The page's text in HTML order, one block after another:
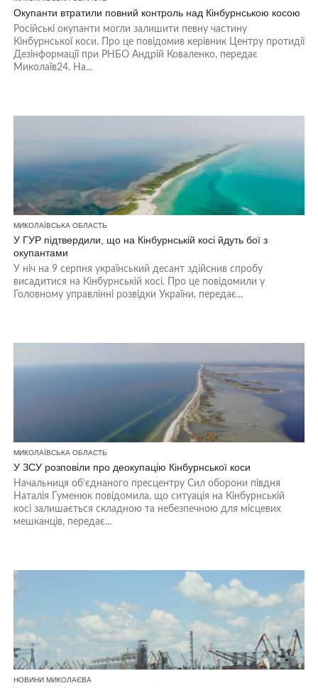
Окупанти втратили повний контроль над Кінбурнською косою
Російські окупанти могли залишити певну частину
Кінбурнської коси. Про це повідомив керівник Центру протидії
Дезінформації при РНБО Андрій Коваленко, передає
Миколаїв24. На...
МИКОЛАЇВСЬКА ОБЛАСТЬ
У ГУР підтвердили, що на Кінбурнській косі йдуть бої з
окупантами
У ніч на 9 серпня український десант здійснив спробу
висадитися на Кінбурнській косі. Про це повідомили у
Головному управлінні розвідки України, передає...
МИКОЛАЇВСЬКА ОБЛАСТЬ
У ЗСУ розповіли про деокупацію Кінбурнської коси
Начальниця об’єднаного пресцентру Сил оборони півдня
Наталія Гуменюк повідомила, що ситуація на Кінбурнській
косі залишається складною та небезпечною для місцевих
мешканців, передає...
НОВИНИ МИКОЛАЄВА